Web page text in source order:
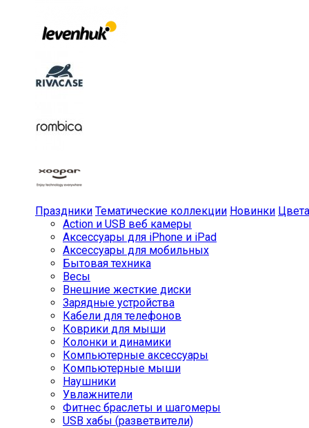
Праздники Тематические коллекции Новинки Цвета
Action и USB веб камеры
Аксессуары для iPhone и iPad
Аксессуары для мобильных
Бытовая техника
Весы
Внешние жесткие диски
Зарядные устройства
Кабели для телефонов
Коврики для мыши
Колонки и динамики
Компьютерные аксессуары
Компьютерные мыши
Наушники
Увлажнители
Фитнес браслеты и шагомеры
USB хабы (разветвители)